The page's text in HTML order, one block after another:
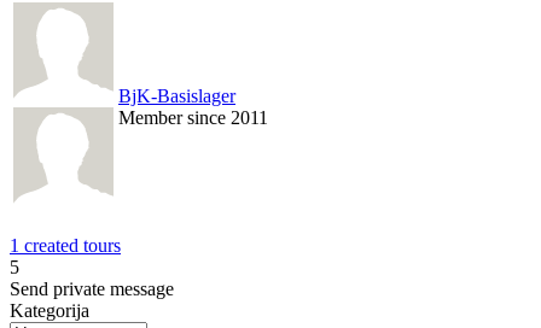
BjK-Basislager
Member since 2011
1 created tours
5
Send private message
Kategorija